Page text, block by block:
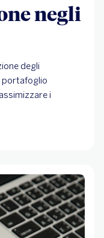
negli
degli
portafoglio
i